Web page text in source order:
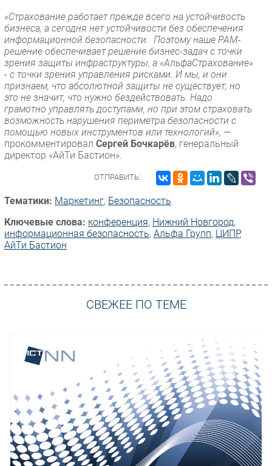
«Страхование работает прежде всего на устойчивость
бизнеса, а сегодня нет устойчивости без обеспечения
информационной безопасности. Поэтому наше РАМ-
решение обеспечивает решение бизнес-задач с точки
зрения защиты инфраструктуры, а «АльфаСтрахование»
- с точки зрения управления рисками. И мы, и они
признаем, что абсолютной защиты не существует, но
это не значит, что нужно бездействовать. Надо
грамотно управлять доступами, но при этом страховать
возможность нарушения периметра безопасности с
помощью новых инструментов или технологий», —
прокомментировал Сергей Бочкарёв, генеральный
директор «АйТи Бастион».
ОТПРАВИТЬ:
Тематики: Маркетинг, Безопасность
Ключевые слова: конференция, Нижний Новгород,
информационная безопасность, Альфа Групп, ЦИПР,
АйТи Бастион
СВЕЖЕЕ ПО ТЕМЕ